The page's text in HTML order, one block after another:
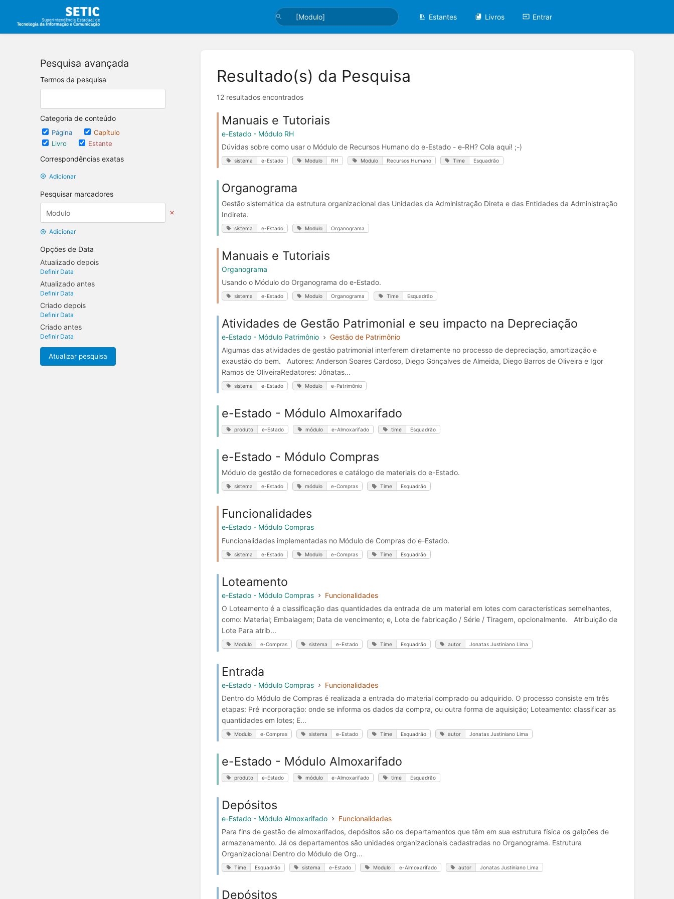
Estantes Livros Entrar
Pesquisa avançada
Termos da pesquisa
Categoria de conteúdo
Página
Capítulo
Livro
Estante
Correspondências exatas
Adicionar
Pesquisar marcadores
Adicionar
Opções de Data
Atualizado depois
Definir Data
Atualizado antes
Definir Data
Criado depois
Definir Data
Criado antes
Definir Data
Atualizar pesquisa
Resultado(s) da Pesquisa
12 resultados encontrados
Manuais e Tutoriais
e-Estado - Módulo RH
Dúvidas sobre como usar o Módulo de Recursos Humano do e-Estado - e-RH? Cola aqui! ;-)
sistema e-Estado Modulo RH Modulo Recursos Humano Time Esquadrão
Organograma
Gestão sistemática da estrutura organizacional das Unidades da Administração Direta e das Entidades da Administração
Indireta.
sistema e-Estado Modulo Organograma
Manuais e Tutoriais
Organograma
Usando o Módulo do Organograma do e-Estado.
sistema e-Estado Modulo Organograma Time Esquadrão
Atividades de Gestão Patrimonial e seu impacto na Depreciação
e-Estado - Módulo Patrimônio
Gestão de Patrimônio
Algumas das atividades de gestão patrimonial interferem diretamente no processo de depreciação, amortização e
exaustão do bem. Autores: Anderson Soares Cardoso, Diego Gonçalves de Almeida, Diego Barros de Oliveira e Igor
Ramos de OliveiraRedatores: Jônatas...
sistema e-Estado Modulo e-Patrimônio
e-Estado - Módulo Almoxarifado
produto e-Estado módulo e-Almoxarifado time Esquadrão
e-Estado - Módulo Compras
Módulo de gestão de fornecedores e catálogo de materiais do e-Estado.
sistema e-Estado módulo e-Compras Time Esquadrão
Funcionalidades
e-Estado - Módulo Compras
Funcionalidades implementadas no Módulo de Compras do e-Estado.
sistema e-Estado Modulo e-Compras Time Esquadrão
Loteamento
e-Estado - Módulo Compras
Funcionalidades
O Loteamento é a classificação das quantidades da entrada de um material em lotes com características semelhantes,
como: Material; Embalagem; Data de vencimento; e, Lote de fabricação / Série / Tiragem, opcionalmente. Atribuição de
Lote Para atrib...
Modulo e-Compras sistema e-Estado Time Esquadrão autor Jonatas Justiniano Lima
Entrada
e-Estado - Módulo Compras
Funcionalidades
Dentro do Módulo de Compras é realizada a entrada do material comprado ou adquirido. O processo consiste em três
etapas: Pré incorporação: onde se informa os dados da compra, ou outra forma de aquisição; Loteamento: classificar as
quantidades em lotes; E...
Modulo e-Compras sistema e-Estado Time Esquadrão autor Jonatas Justiniano Lima
e-Estado - Módulo Almoxarifado
produto e-Estado módulo e-Almoxarifado time Esquadrão
Depósitos
e-Estado - Módulo Almoxarifado
Funcionalidades
Para fins de gestão de almoxarifados, depósitos são os departamentos que têm em sua estrutura física os galpões de
armazenamento. Já os departamentos são unidades organizacionais cadastradas no Organograma. Estrutura
Organizacional Dentro do Módulo de Org...
Time Esquadrão sistema e-Estado Modulo e-Almoxarifado autor Jonatas Justiniano Lima
Depósitos